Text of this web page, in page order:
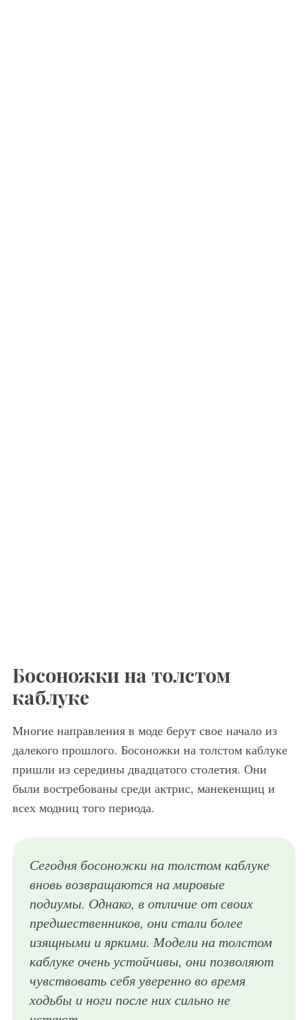
Босоножки на толстом
каблуке
Многие направления в моде берут свое начало из
далекого прошлого. Босоножки на толстом каблуке
пришли из середины двадцатого столетия. Они
были востребованы среди актрис, манекенщиц и
всех модниц того периода.
Сегодня босоножки на толстом каблуке
вновь возвращаются на мировые
подиумы. Однако, в отличие от своих
предшественников, они стали более
изящными и яркими. Модели на толстом
каблуке очень устойчивы, они позволяют
чувствовать себя уверенно во время
ходьбы и ноги после них сильно не